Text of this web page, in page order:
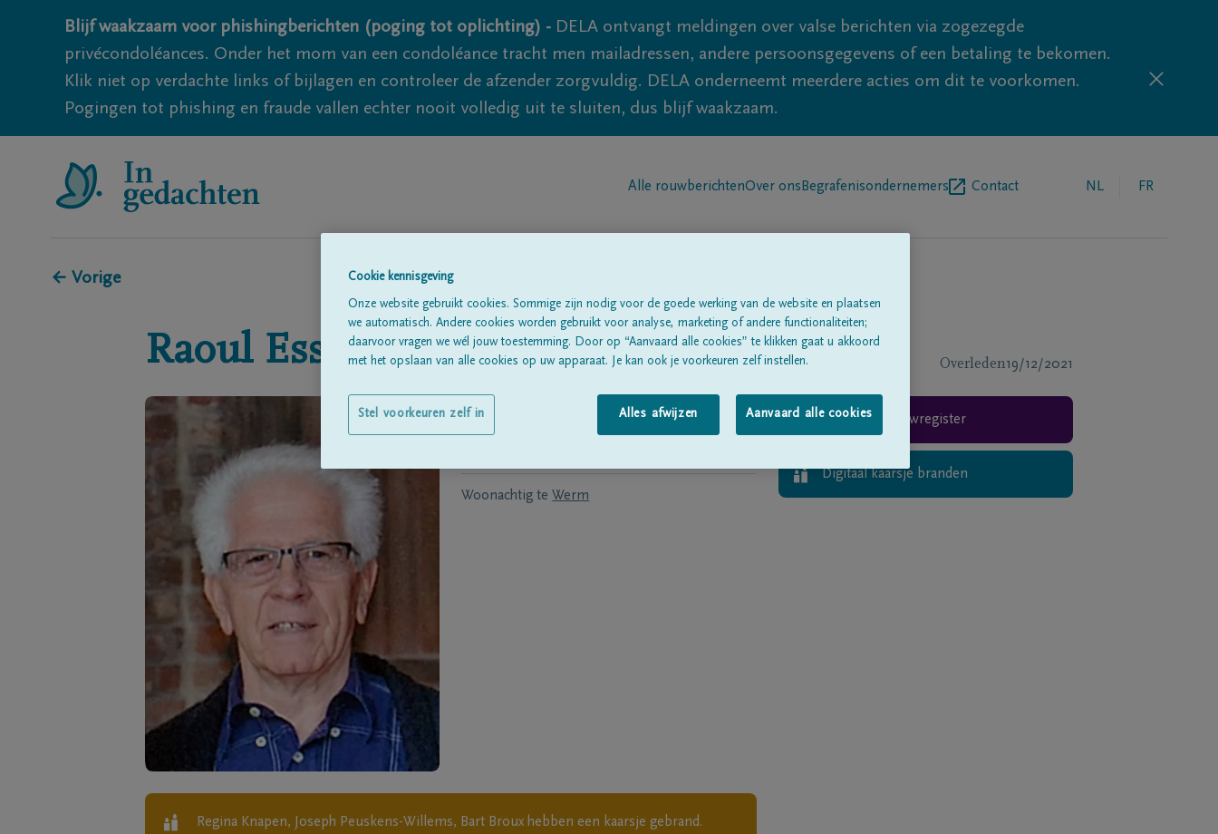
Blijf waakzaam voor phishingberichten (poging tot oplichting) - DELA ontvangt meldingen over valse berichten via zogezegde
privécondoléances. Onder het mom van een condoléance tracht men mailadressen, andere persoonsgegevens of een betaling te bekomen.
Klik niet op verdachte links of bijlagen en controleer de afzender zorgvuldig. DELA onderneemt meerdere acties om dit te voorkomen.
Pogingen tot phishing en fraude vallen echter nooit volledig uit te sluiten, dus blijf waakzaam.
Alle rouwberichtenOver ons Begrafenisondernemers Contact NL FR
← Vorige
Raoul Essers Overleden19/12/2021
Geboren te op 20/05/1945
Woonachtig te Werm
Regina Knapen, Joseph Peuskens-Willems, Bart Broux hebben een kaarsje gebrand.
Rouwregister
Digitaal kaarsje branden
Cookie kennisgeving
Onze website gebruikt cookies. Sommige zijn nodig voor de goede werking van de website en plaatsen
we automatisch. Andere cookies worden gebruikt voor analyse, marketing of andere functionaliteiten;
daarvoor vragen we wél jouw toestemming. Door op “Aanvaard alle cookies” te klikken gaat u akkoord
met het opslaan van alle cookies op uw apparaat. Je kan ook je voorkeuren zelf instellen.
Alles afwijzen Aanvaard alle cookies
Stel voorkeuren zelf in